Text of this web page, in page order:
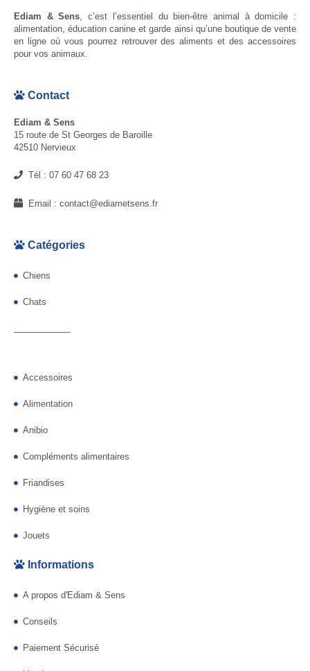
Ediam & Sens , c’est l’essentiel du bien-être animal à domicile :
alimentation, éducation canine et garde ainsi qu’une boutique de vente
en ligne où vous pourrez retrouver des aliments et des accessoires
pour vos animaux.
Contact
Ediam & Sens
15 route de St Georges de Baroille
42510 Nervieux
Tél : 07 60 47 68 23
Email : contact@ediametsens.fr
Catégories
Chiens
Chats
——————-
Accessoires
Alimentation
Anibio
Compléments alimentaires
Friandises
Hygiène et soins
Jouets
Informations
A propos d'Ediam & Sens
Conseils
Paiement Sécurisé